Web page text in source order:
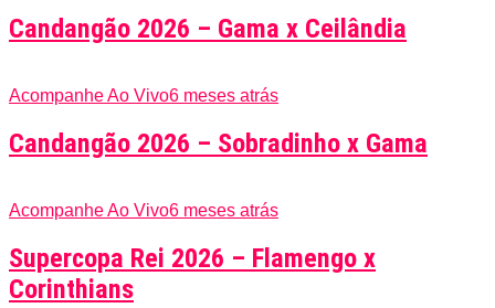
Candangão 2026 – Gama x Ceilândia
Acompanhe Ao Vivo6 meses atrás
Candangão 2026 – Sobradinho x Gama
Acompanhe Ao Vivo6 meses atrás
Supercopa Rei 2026 – Flamengo x
Corinthians